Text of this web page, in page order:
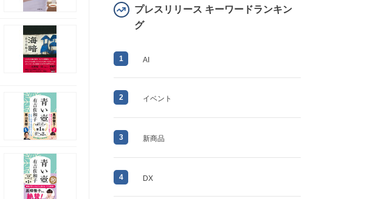
プレスリリース キーワードランキン
グ
1 AI
2 イベント
3 新商品
4 DX